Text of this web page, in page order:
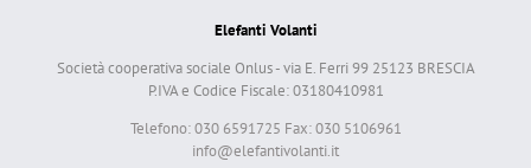
Elefanti Volanti
Società cooperativa sociale Onlus - via E. Ferri 99 25123 BRESCIA
P.IVA e Codice Fiscale: 03180410981
Telefono: 030 6591725 Fax: 030 5106961
info@elefantivolanti.it